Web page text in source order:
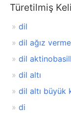
Türetilmiş
dil
dil ağız
dil
dil altı
dil altı büyük
di